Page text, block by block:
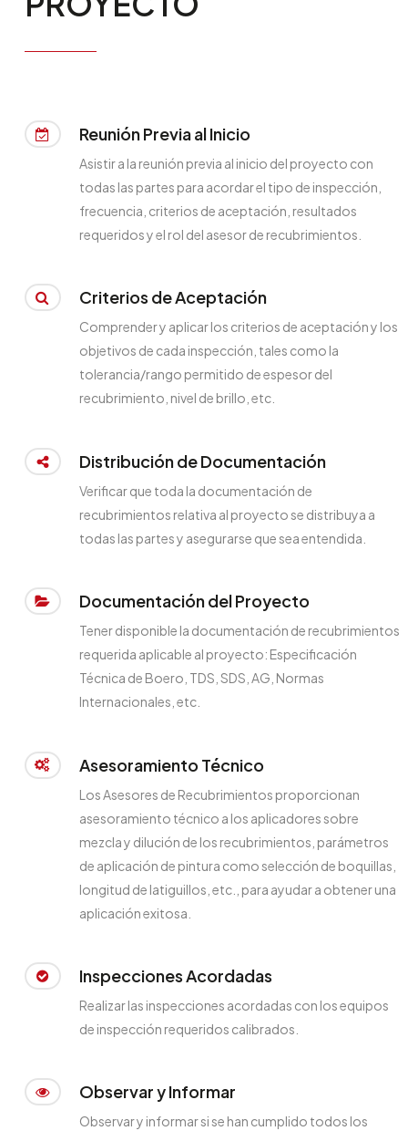
Reunión Previa al Inicio
Asistir a la reunión previa al inicio del proyecto con
todas las partes para acordar el tipo de inspección,
frecuencia, criterios de aceptación, resultados
requeridos y el rol del asesor de recubrimientos.
Criterios de Aceptación
Comprender y aplicar los criterios de aceptación y los
objetivos de cada inspección, tales como la
tolerancia/rango permitido de espesor del
recubrimiento, nivel de brillo, etc.
Distribución de Documentación
Verificar que toda la documentación de
recubrimientos relativa al proyecto se distribuya a
todas las partes y asegurarse que sea entendida.
Documentación del Proyecto
Tener disponible la documentación de recubrimientos
requerida aplicable al proyecto: Especificación
Técnica de Boero, TDS, SDS, AG, Normas
Internacionales, etc.
Asesoramiento Técnico
Los Asesores de Recubrimientos proporcionan
asesoramiento técnico a los aplicadores sobre
mezcla y dilución de los recubrimientos, parámetros
de aplicación de pintura como selección de boquillas,
longitud de latiguillos, etc., para ayudar a obtener una
aplicación exitosa.
Inspecciones Acordadas
Realizar las inspecciones acordadas con los equipos
de inspección requeridos calibrados.
Observar y Informar
Observar y informar si se han cumplido todos los